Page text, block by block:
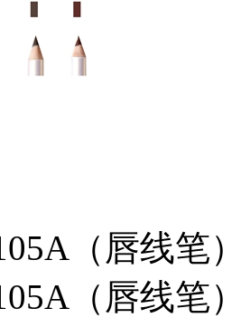
（唇线笔
（唇线笔